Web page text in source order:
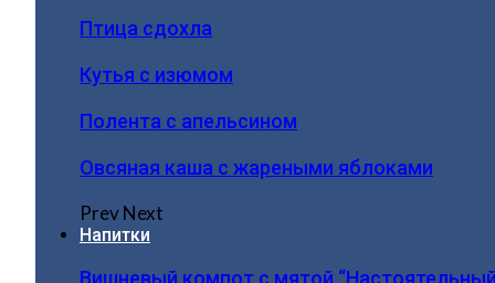
Птица сдохла
Кутья с изюмом
Полента с апельсином
Овсяная каша с жареными яблоками
PrevNext
Напитки
Вишневый компот с мятой